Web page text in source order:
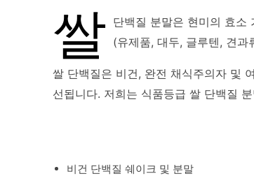
쌀 단백질 분말은 현미의 효
(유제품, 대두, 글루텐, 견
쌀 단백질은 비건, 완전 채식주의자 및
선됩니다. 저희는 식품등급 쌀 단백질
비건 단백질 쉐이크 및 분말